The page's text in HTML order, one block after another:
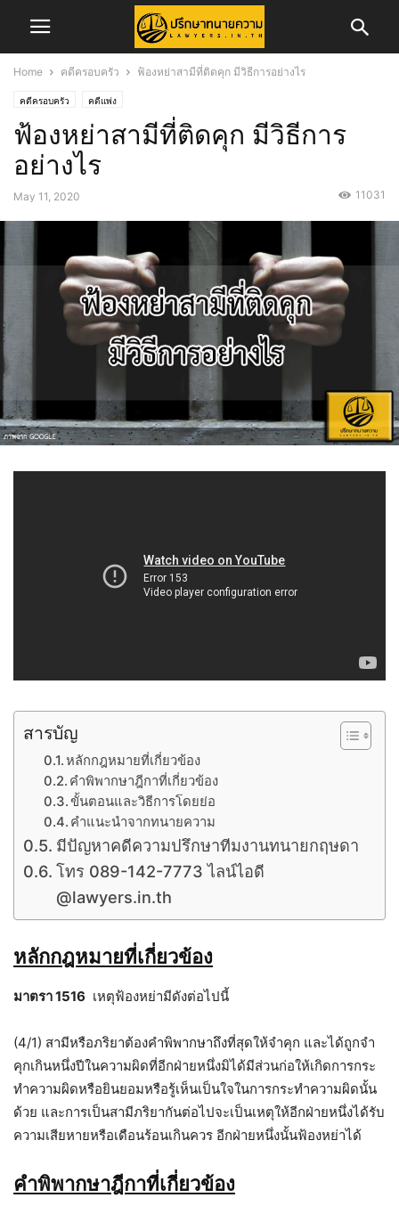
Home คดีครอบครัว ฟ้องหย่าสามีที่ติดคุก มีวิธีการอย่างไร
คดีครอบครัว คดีแพ่ง
ฟ้องหย่าสามีที่ติดคุก มีวิธีการ
อย่างไร
May 11, 2020 11031
สารบัญ
หลักกฎหมายที่เกี่ยวข้อง
คำพิพากษาฎีกาที่เกี่ยวข้อง
ขั้นตอนและวิธีการโดยย่อ
คำแนะนำจากทนายความ
มีปัญหาคดีความปรึกษาทีมงานทนายกฤษดา
โทร 089-142-7773 ไลน์ไอดี
@lawyers.in.th
หลักกฎหมายที่เกี่ยวข้อง
มาตรา 1516 เหตุฟ้องหย่ามีดังต่อไปนี้
(4/1) สามีหรือภริยาต้องคำพิพากษาถึงที่สุดให้จำคุก และได้ถูกจำ
คุกเกินหนึ่งปีในความผิดที่อีกฝ่ายหนึ่งมิได้มีส่วนก่อให้เกิดการกระ
ทำความผิดหรือยินยอมหรือรู้เห็นเป็นใจในการกระทำความผิดนั้น
ด้วย และการเป็นสามีภริยากันต่อไปจะเป็นเหตุให้อีกฝ่ายหนึ่งได้รับ
ความเสียหายหรือเดือนร้อนเกินควร อีกฝ่ายหนึ่งนั้นฟ้องหย่าได้
คำพิพากษาฎีกาที่เกี่ยวข้อง